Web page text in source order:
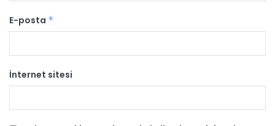
E-posta *
İnternet sitesi